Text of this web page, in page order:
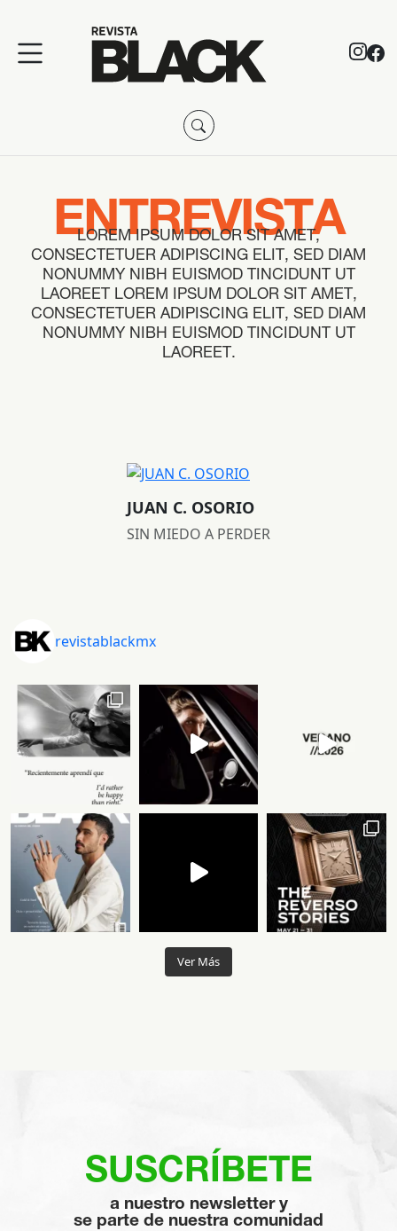
ENTREVISTA
LOREM IPSUM DOLOR SIT AMET,
CONSECTETUER ADIPISCING ELIT, SED DIAM
NONUMMY NIBH EUISMOD TINCIDUNT UT
LAOREET LOREM IPSUM DOLOR SIT AMET,
CONSECTETUER ADIPISCING ELIT, SED DIAM
NONUMMY NIBH EUISMOD TINCIDUNT UT
LAOREET.
JUAN C. OSORIO
SIN MIEDO A PERDER
revistablackmx
Ver Más
SUSCRÍBETE
a nuestro newsletter y
se parte de nuestra comunidad